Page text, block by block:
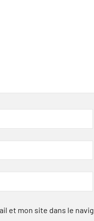
et mon site dans le